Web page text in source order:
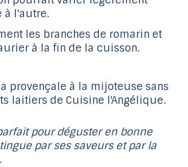
à l'autre.
les branches de romarin et
à la fin de la cuisson.
pour déguster en bonne
par ses saveurs et par la